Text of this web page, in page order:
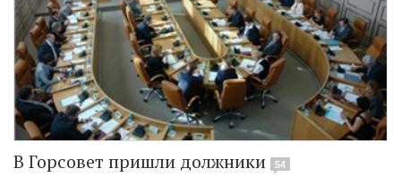
В Горсовет пришли должники 54